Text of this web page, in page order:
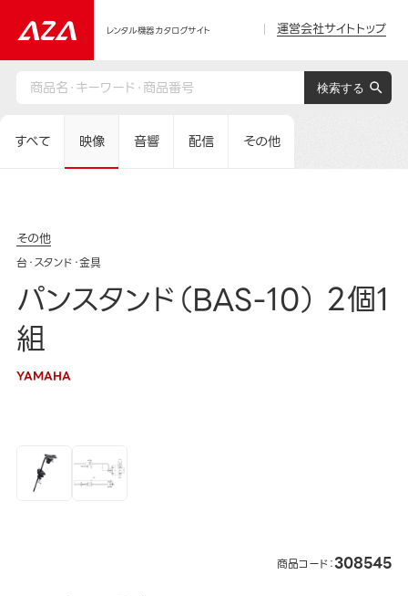
レンタル機器カタログサイト 運営会社サイトトップ
すべて 映像 音響 配信 その他
その他
台・スタンド・金具
パンスタンド（BAS-10） 2個1
組
YAMAHA
商品コード：308545